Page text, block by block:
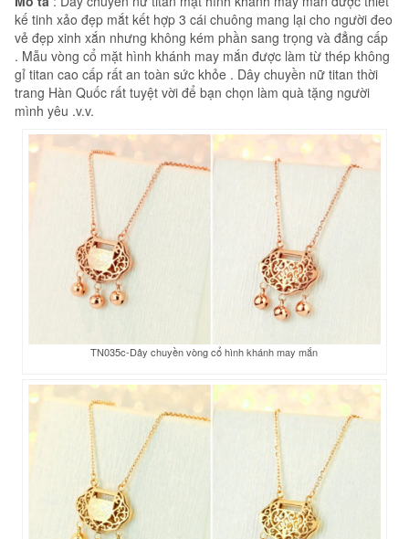
kế tinh xảo đẹp mắt kết hợp 3 cái chuông mang lại cho người đeo
vẻ đẹp xinh xắn nhưng không kém phần sang trọng và đẳng cấp
. Mẫu vòng cổ mặt hình khánh may mắn được làm từ thép không
gỉ titan cao cấp rất an toàn sức khỏe . Dây chuyền nữ titan thời
trang Hàn Quốc rất tuyệt vời để bạn chọn làm quà tặng người
mình yêu .v.v.
TN035c-Dây chuyền vòng cổ hình khánh may mắn